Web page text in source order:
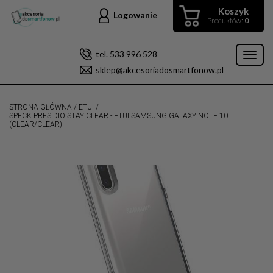
Koszyk
Produktów: 0
Logowanie
tel. 533 996 528
sklep@akcesoriadosmartfonow.pl
STRONA GŁÓWNA / ETUI /
SPECK PRESIDIO STAY CLEAR - ETUI SAMSUNG GALAXY NOTE 10
(CLEAR/CLEAR)